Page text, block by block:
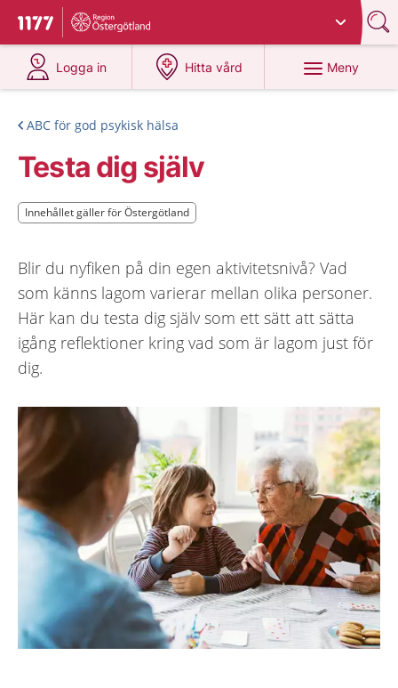
Till startsidan för 1177
Du har valt region
Logga in
på 1177.se
Hitta vård
på 1177.se
Meny
ABC för god psykisk hälsa
Testa dig själv
Innehållet gäller för Östergötland
Innehållet gäller för Östergötland
Blir du nyfiken på din egen aktivitetsnivå? Vad
som känns lagom varierar mellan olika personer.
Här kan du testa dig själv som ett sätt att sätta
igång reflektioner kring vad som är lagom just för
dig.